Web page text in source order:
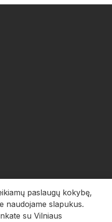
Vilnius
paslaugų kokybę,
naudojame slapukus.
su Vilniaus